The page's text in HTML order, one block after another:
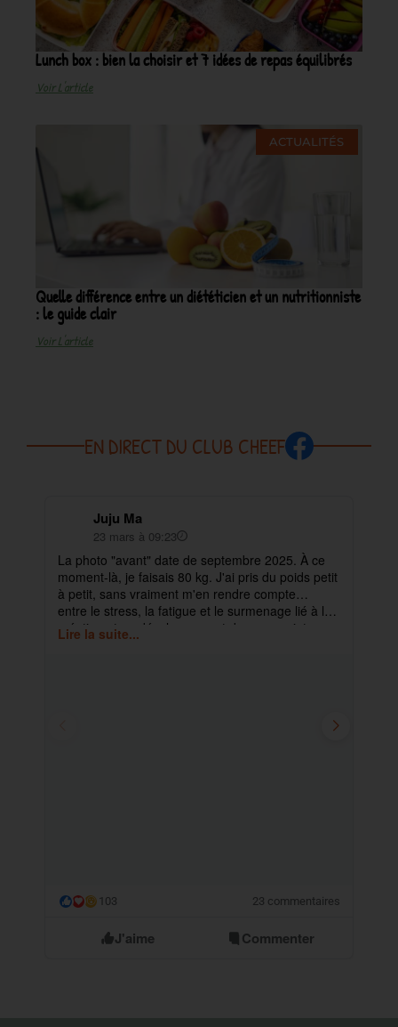
Lunch box : bien la choisir et 7 idées de repas équilibrés
Voir L'article
ACTUALITÉS
Quelle différence entre un diététicien et un nutritionniste
: le guide clair
Voir L'article
EN DIRECT DU CLUB CHEEF
Juju Ma
23 mars à 09:23
La photo "avant" date de septembre 2025. À ce
moment-là, je faisais 80 kg. J'ai pris du poids petit
à petit, sans vraiment m'en rendre compte…
entre le stress, la fatigue et le surmenage lié à la
création et au développement de mes projets.
Lire la suite...
😮 103 23 commentaires
J'aime Commenter